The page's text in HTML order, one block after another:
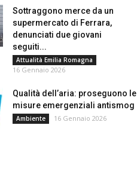
Sottraggono merce da un
supermercato di Ferrara,
denunciati due giovani
seguiti...
Attualità Emilia Romagna
16 Gennaio 2026
Qualità dell’aria: proseguono le
misure emergenziali antismog
Ambiente 16 Gennaio 2026